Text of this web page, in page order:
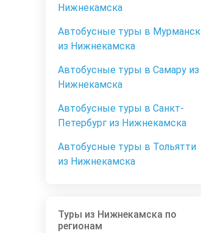
Нижнекамска
Автобусные туры в Мурманск
из Нижнекамска
Автобусные туры в Самару из
Нижнекамска
Автобусные туры в Санкт-
Петербург из Нижнекамска
Автобусные туры в Тольятти
из Нижнекамска
Туры из Нижнекамска по
регионам